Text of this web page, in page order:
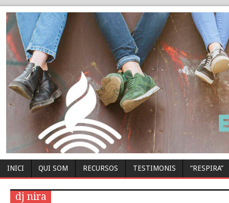
INICI QUI SOM RECURSOS TESTIMONIS “RESPIRA”
dj nira